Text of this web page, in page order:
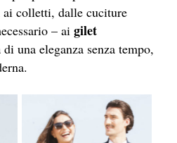
colletti, dalle cuciture
– ai gilet
una eleganza senza tempo,